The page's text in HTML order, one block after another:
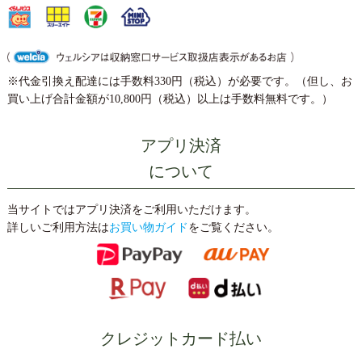
※代金引換え配達には手数料330円（税込）が必要です。（但し、お
買い上げ合計金額が10,800円（税込）以上は手数料無料です。）
アプリ決済
について
当サイトではアプリ決済をご利用いただけます。
詳しいご利用方法はお買い物ガイド をご覧ください。
クレジットカード払い